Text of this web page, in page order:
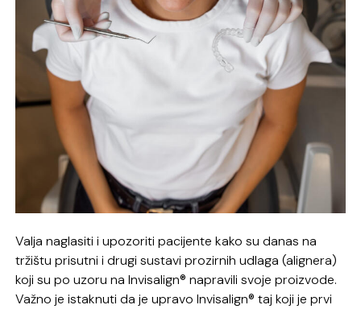
Valja naglasiti i upozoriti pacijente kako su danas na
tržištu prisutni i drugi sustavi prozirnih udlaga (alignera)
koji su po uzoru na Invisalign® napravili svoje proizvode.
Važno je istaknuti da je upravo Invisalign® taj koji je prvi